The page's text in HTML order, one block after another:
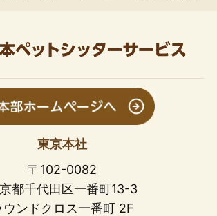
東京本社
〒102-0082
都千代田区一番町13-3
ウンドクロス一番町 2F